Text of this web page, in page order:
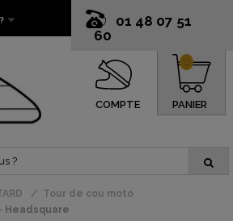
01 48 07 51
60
COMPTE PANIER
0
Tour de cou moto
Headsquare